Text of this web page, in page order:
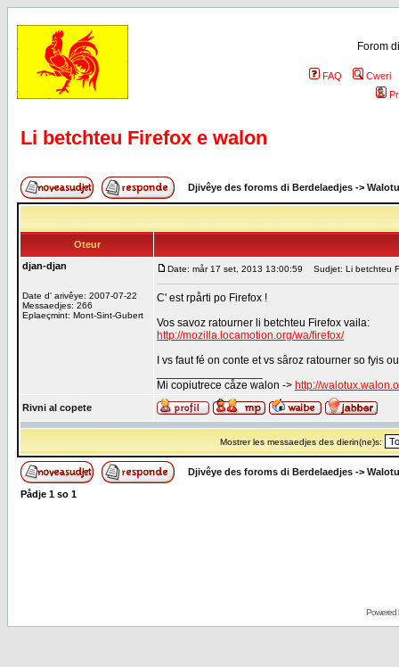
Forom
FAQ
Cweri
Li betchteu Firefox e walon
Djivêye des foroms di Berdelaedjes ->
Oteur
djan-djan
Date d' arivêye: 2007-07-22
Messaedjes: 266
Eplaeçmint: Mont-Sint-Gubert
Date: mår 17 set, 2013 13:00:59 Sudjet: Li betchteu
C' est rpårti po Firefox !
Vos savoz ratourner li betchteu Firefox vaila:
http://mozilla.locamotion.org/wa/firefox/
I vs faut fé on conte et vs sâroz ratourner so fyis
Mi copiutrece cåze walon -> http://
Rivni al copete
Mostrer les messaedjes des dierin(ne)s:
Djivêye des foroms di Berdelaedjes ->
Pådje 1 so 1
Powered